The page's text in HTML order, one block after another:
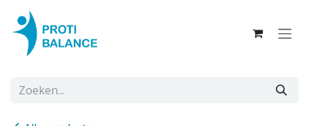
Overslaan naar inhoud